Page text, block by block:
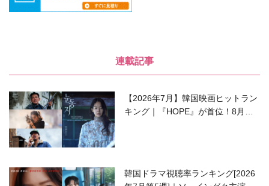
連載記事
【2026年7月】韓国映画ヒットラン
キング｜『HOPE』が首位！8月公
韓国ドラマ視聴率ランキング[2026